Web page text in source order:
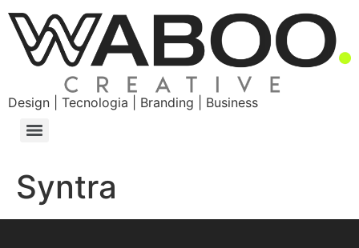
Design | Tecnologia | Branding | Business
Syntra